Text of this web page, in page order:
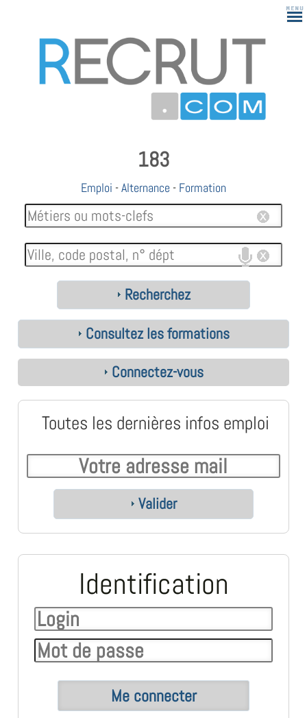
183
Emploi -Alternance - Formation
Recherchez
Consultez les formations
Connectez-vous
Toutes les dernières infos emploi
Valider
Identification